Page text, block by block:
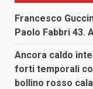
Francesco
Paolo Fabbri 43.
Ancora caldo
forti temporali
bollino rosso